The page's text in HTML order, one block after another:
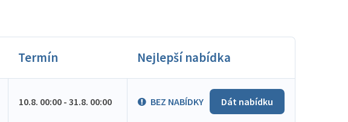
Termín Nejlepší nabídka
10.8. 00:00 - 31.8. 00:00 BEZ NABÍDKY Dát nabídku